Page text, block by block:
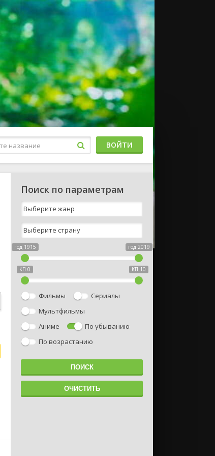
ВОЙТИ
Поиск по параметрам
год 1915 год 2019
КП 0 КП 10
Фильмы
Сериалы
Мультфильмы
Аниме
По убыванию
По возрастанию